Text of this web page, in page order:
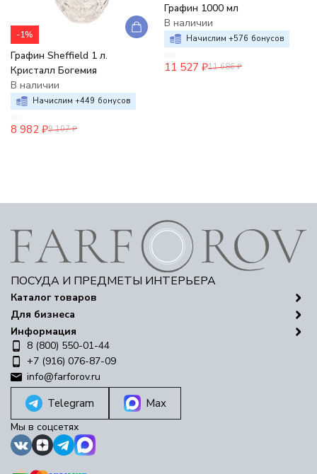
-1%
Графин Sheffield 1 л.
Кристалл Богемия
В наличии
Начислим +449 бонусов
8 982 ₽9 107 ₽
Графин 1000 мл
В наличии
Начислим +576 бонусов
11 527 ₽11 686 ₽
ПОСУДА И ПРЕДМЕТЫ ИНТЕРЬЕРА
Каталог товаров
Для бизнеса
Информация
8 (800) 550-01-44
+7 (916) 076-87-09
info@farforov.ru
Telegram Max
Мы в соцсетях